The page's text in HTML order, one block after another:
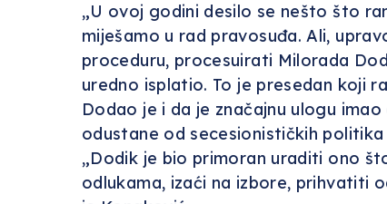
„U ovoj godini desilo se nešto što
miješamo u rad pravosuđa. Ali,
proceduru, procesuirati Milorada
uredno isplatio. To je presedan koji
Dodao je i da je značajnu ulogu
odustane od secesionističkih
„Dodik je bio primoran uraditi ono
odlukama, izaći na izbore, prihvatiti